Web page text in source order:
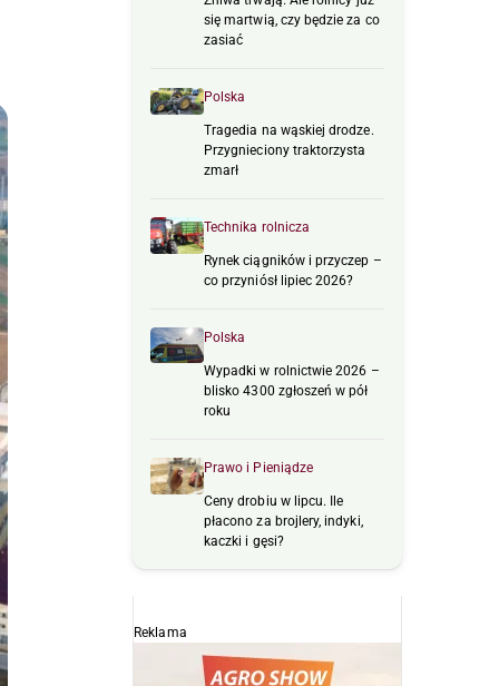
się martwią, czy będzie za co
zasiać
Polska
Tragedia na wąskiej drodze.
Przygnieciony traktorzysta
zmarł
Technika rolnicza
Rynek ciągników i przyczep –
co przyniósł lipiec 2026?
Polska
Wypadki w rolnictwie 2026 –
blisko 4300 zgłoszeń w pół
roku
Prawo i Pieniądze
Ceny drobiu w lipcu. Ile
płacono za brojlery, indyki,
kaczki i gęsi?
Reklama